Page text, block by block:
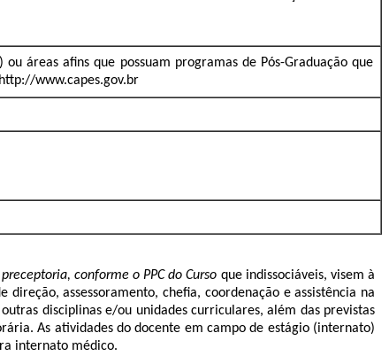
áreas afins que possuam programas de Pós-Graduação que
www.capes.gov.br
preceptoria, conforme o PPC do Curso que indissociáveis, visem à
assessoramento, chefia, coordenação e assistência na
disciplinas e/ou unidades curriculares, além das previstas
As atividades do docente em campo de estágio (internato)
internato médico.